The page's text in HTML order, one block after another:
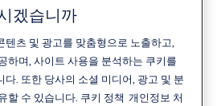
겠습니까
텐츠 및 광고를 맞춤형으로 노출하고,
하며, 사이트 사용을 분석하는 쿠키를
. 또한 당사의 소셜 미디어, 광고 및 분
할 수 있습니다. 쿠키 정책 개인정보 처